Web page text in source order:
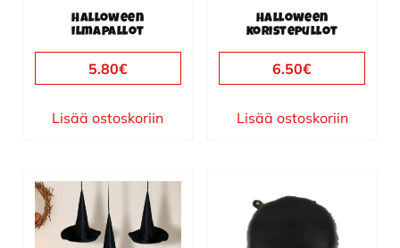
Halloween
ilmapallot
5.80€
Lisää ostoskoriin
Halloween
koristepullot
6.50€
Lisää ostoskoriin